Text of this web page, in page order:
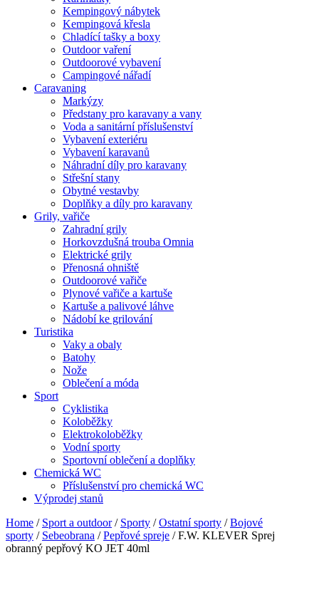
Kempingový nábytek
Kempingová křesla
Chladící tašky a boxy
Outdoor vaření
Outdoorové vybavení
Campingové nářadí
Caravaning
Markýzy
Předstany pro karavany a vany
Voda a sanitární příslušenství
Vybavení exteriéru
Vybavení karavanů
Náhradní díly pro karavany
Střešní stany
Obytné vestavby
Doplňky a díly pro karavany
Grily, vařiče
Zahradní grily
Horkovzdušná trouba Omnia
Elektrické grily
Přenosná ohniště
Outdoorové vařiče
Plynové vařiče a kartuše
Kartuše a palivové láhve
Nádobí ke grilování
Turistika
Vaky a obaly
Batohy
Nože
Oblečení a móda
Sport
Cyklistika
Koloběžky
Elektrokoloběžky
Vodní sporty
Sportovní oblečení a doplňky
Chemická WC
Příslušenství pro chemická WC
Výprodej stanů
Home / Sport a outdoor/ Sporty /Ostatní sporty /Bojové
sporty / Sebeobrana /Pepřové spreje / F.W. KLEVER Sprej
obranný pepřový KO JET 40ml